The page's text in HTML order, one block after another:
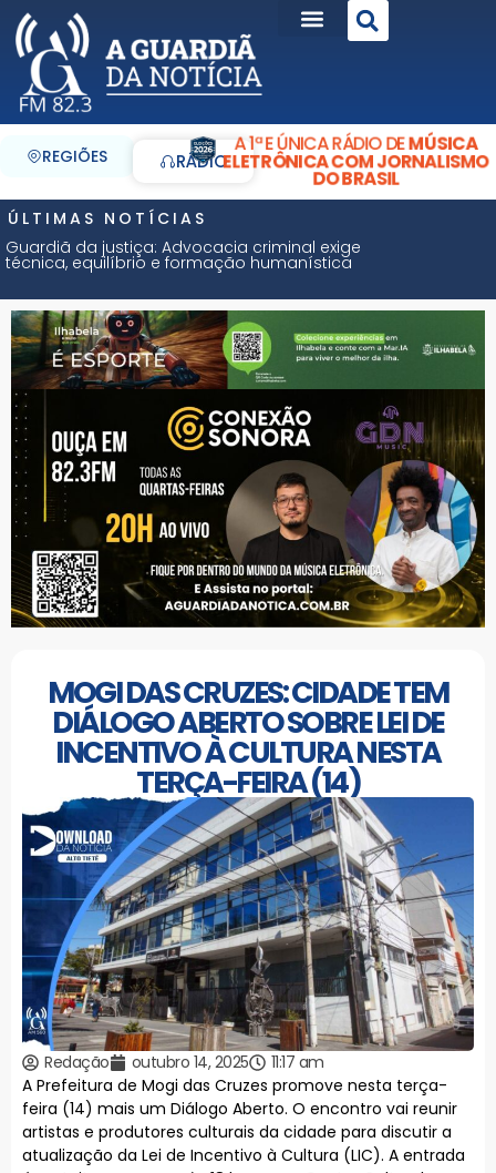
REGIÕES RÁDIO
A 1ª E ÚNICA RÁDIO DEMÚSICA
ELETRÔNICA COM JORNALISMO
DO BRASIL
ÚLTIMAS NOTÍCIAS
Guardiã da justiça: Advocacia criminal exige
técnica, equilíbrio e formação humanística
MOGI DAS CRUZES: CIDADE TEM
DIÁLOGO ABERTO SOBRE LEI DE
INCENTIVO À CULTURA NESTA
TERÇA-FEIRA (14)
Redação outubro 14, 2025
11:17 am
A Prefeitura de Mogi das Cruzes promove nesta terça-
feira (14) mais um Diálogo Aberto. O encontro vai reunir
artistas e produtores culturais da cidade para discutir a
atualização da Lei de Incentivo à Cultura (LIC). A entrada